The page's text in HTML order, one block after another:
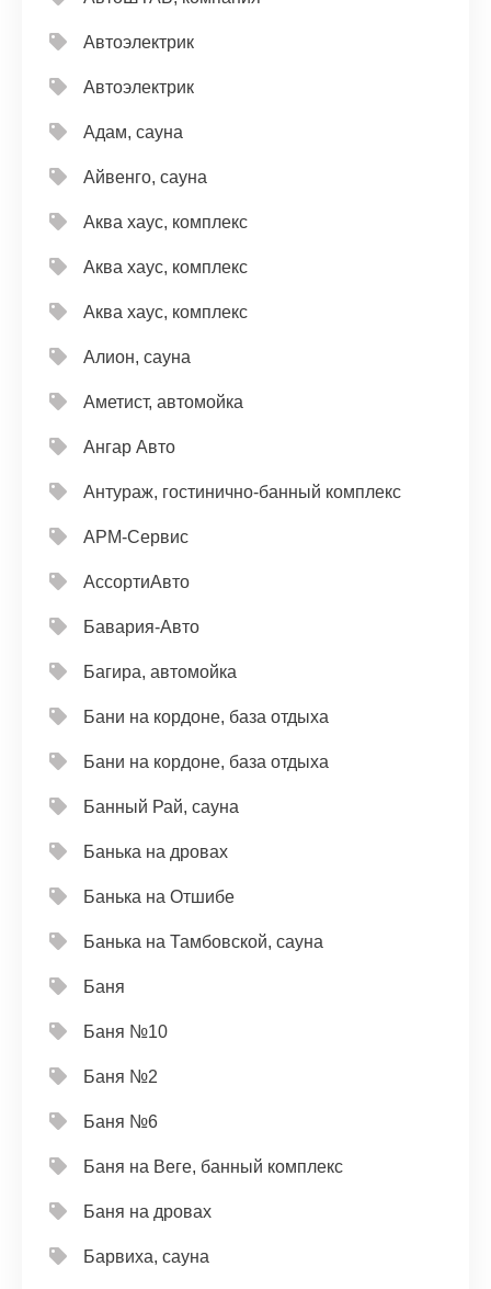
Автоэлектрик
Автоэлектрик
Адам, сауна
Айвенго, сауна
Аква хаус, комплекс
Аква хаус, комплекс
Аква хаус, комплекс
Алион, сауна
Аметист, автомойка
Ангар Авто
Антураж, гостинично-банный комплекс
АРМ-Сервис
АссортиАвто
Бавария-Авто
Багира, автомойка
Бани на кордоне, база отдыха
Бани на кордоне, база отдыха
Банный Рай, сауна
Банька на дровах
Банька на Отшибе
Банька на Тамбовской, сауна
Баня
Баня №10
Баня №2
Баня №6
Баня на Веге, банный комплекс
Баня на дровах
Барвиха, сауна